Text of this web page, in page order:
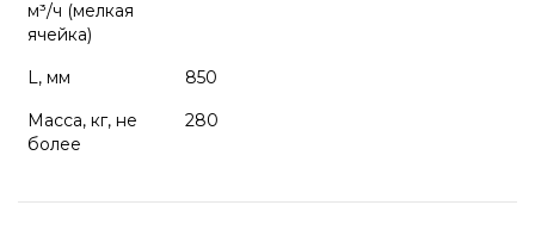
м³/ч (мелкая
ячейка)
L, мм
850
Масса, кг, не
более
280